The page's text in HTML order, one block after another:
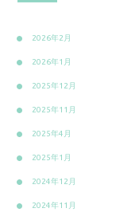
2026年2月
2026年1月
2025年12月
2025年11月
2025年4月
2025年1月
2024年12月
2024年11月